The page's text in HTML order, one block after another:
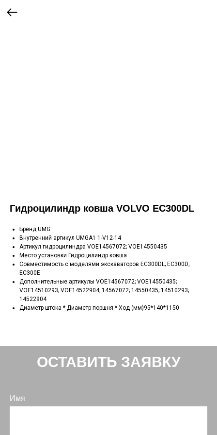
Гидроцилиндр ковша VOLVO EC300DL
Бренд UMG
Внутренний артикул UMGA1 1-V12-14
Артикул гидроцилиндра VOE14567072; VOE14550435
Место установки Гидроцилиндр ковша
Совместимость с моделями экскаваторов EC300DL; EC300D;
EC300E
Дополнительные артикулы VOE14567072; VOE14550435;
VOE14510293; VOE14522904; 14567072; 14550435; 14510293;
14522904
Диаметр штока * Диаметр поршня * Ход (мм)95*140*1150
ОСТАВИТЬ ЗАЯВКУ
Имя